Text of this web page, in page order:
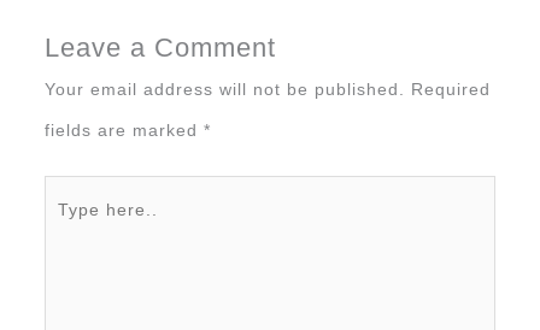
Leave a Comment
Your email address will not be published. Required
fields are marked *